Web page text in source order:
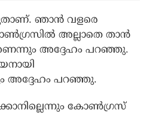
ഞാന്‍ വളരെ
അല്ലാതെ താന്‍
അദ്ദേഹം പറഞ്ഞു.
അദ്ദേഹം പറഞ്ഞു.
കോണ്‍ഗ്രസ്